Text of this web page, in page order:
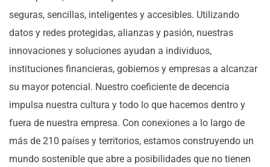
seguras, sencillas, inteligentes y accesibles. Utilizando
datos y redes protegidas, alianzas y pasión, nuestras
innovaciones y soluciones ayudan a individuos,
instituciones financieras, gobiernos y empresas a alcanzar
su mayor potencial. Nuestro coeficiente de decencia
impulsa nuestra cultura y todo lo que hacemos dentro y
fuera de nuestra empresa. Con conexiones a lo largo de
más de 210 países y territorios, estamos construyendo un
mundo sostenible que abre a posibilidades que no tienen